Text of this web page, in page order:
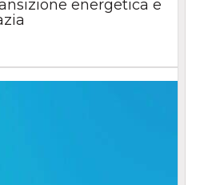
energetica e